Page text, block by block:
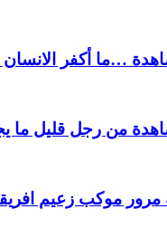
…ما أكفر
من رجل قليل ما
مرور موكب زعيم